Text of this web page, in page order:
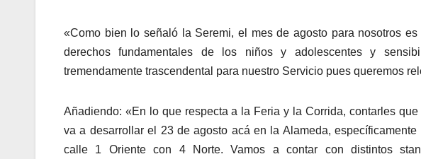
«Como bien lo señaló la Seremi, el mes de agosto para nosotros
derechos fundamentales de los niños y adolescentes y
tremendamente trascendental para nuestro Servicio pues queremos
Añadiendo: «En lo que respecta a la Feria y la Corrida, contarles que
va a desarrollar el 23 de agosto acá en la Alameda, específicamente
calle 1 Oriente con 4 Norte. Vamos a contar con distintos